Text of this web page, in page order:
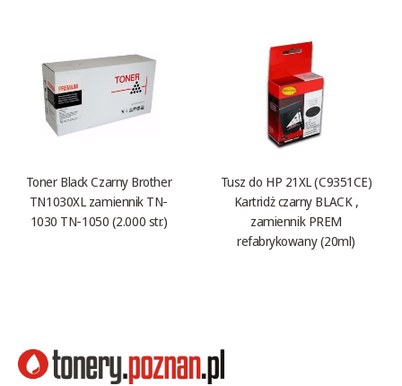
Toner Black Czarny Brother
TN1030XL zamiennik TN-
1030 TN-1050 (2.000 str.)
Tusz do HP 21XL (C9351CE)
Kartridż czarny BLACK ,
zamiennik PREM
refabrykowany (20ml)